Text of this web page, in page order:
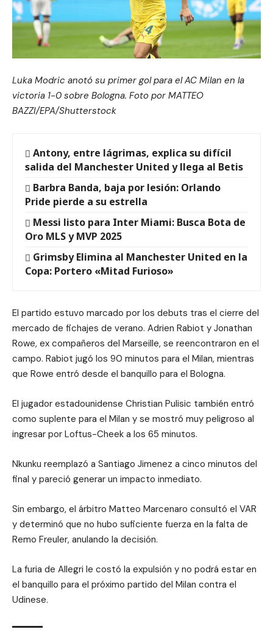
Luka Modric anotó su primer gol para el AC Milan en la
victoria 1-0 sobre Bologna. Foto por MATTEO
BAZZI/EPA/Shutterstock
Antony, entre lágrimas, explica su difícil
salida del Manchester United y llega al Betis
Barbra Banda, baja por lesión: Orlando
Pride pierde a su estrella
Messi listo para Inter Miami: Busca Bota de
Oro MLS y MVP 2025
Grimsby Elimina al Manchester United en la
Copa: Portero «Mitad Furioso»
El partido estuvo marcado por los debuts tras el cierre del
mercado de fichajes de verano. Adrien Rabiot y Jonathan
Rowe, ex compañeros del Marseille, se reencontraron en el
campo. Rabiot jugó los 90 minutos para el Milan, mientras
que Rowe entró desde el banquillo para el Bologna.
El jugador estadounidense Christian Pulisic también entró
como suplente para el Milan y se mostró muy peligroso al
ingresar por Loftus-Cheek a los 65 minutos.
Nkunku reemplazó a Santiago Jimenez a cinco minutos del
final y pareció generar un impacto inmediato.
Sin embargo, el árbitro Matteo Marcenaro consultó el VAR
y determinó que no hubo suficiente fuerza en la falta de
Remo Freuler, anulando la decisión.
La furia de Allegri le costó la expulsión y no podrá estar en
el banquillo para el próximo partido del Milan contra el
Udinese.